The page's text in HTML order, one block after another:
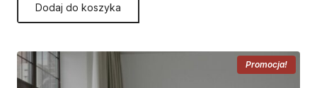
950.00 zł. 750.00 zł.
Dodaj do koszyka
Promocja!